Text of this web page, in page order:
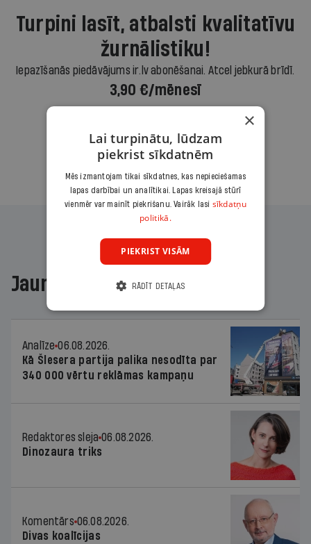
Turpini lasīt, atbalsti kvalitatīvu
žurnālistiku!
Iepazīšanās piedāvājums ir.lv abonēšanai. Atcel jebkurā brīdī.
3,90 €/mēnesī
Jaunākajā žurnālā
Analīze 06.08.2026.
Kā Šlesera partija palika nesodīta par
340 000 vērtu reklāmas kampaņu
Redaktores sleja 06.08.2026.
Dinozaura triks
Komentārs 06.08.2026.
Divas koalīcijas
×
Lai turpinātu, lūdzam
piekrist sīkdatnēm
Mēs izmantojam tikai sīkdatnes, kas nepieciešamas
lapas darbībai un analītikai. Lapas kreisajā stūrī
vienmēr var mainīt piekrišanu. Vairāk lasi sīkdatņu
politikā.
PIEKRIST VISĀM
RĀDĪT DETAĻAS